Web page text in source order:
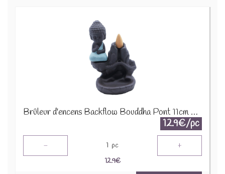
Brûleur d'encens Backflow Bouddha Pont 11cm BFC-J42
12.9€/pc
- 1 pc +
12.9€